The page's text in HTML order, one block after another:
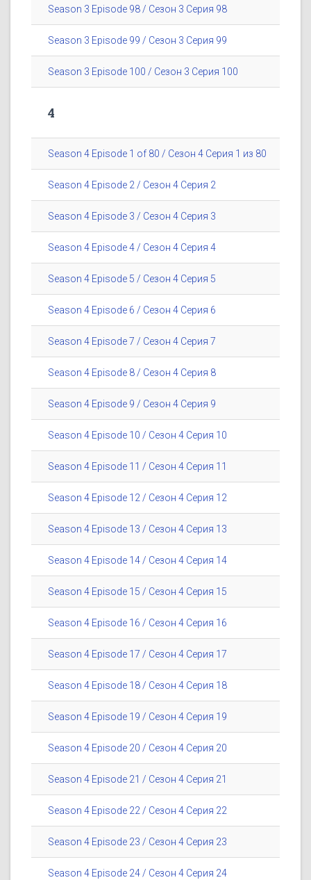
Season 3 Episode 98 / Сезон 3 Серия 98
Season 3 Episode 99 / Сезон 3 Серия 99
Season 3 Episode 100 / Сезон 3 Серия 100
4
Season 4 Episode 1 of 80 / Сезон 4 Серия 1 из 80
Season 4 Episode 2 / Сезон 4 Серия 2
Season 4 Episode 3 / Сезон 4 Серия 3
Season 4 Episode 4 / Сезон 4 Серия 4
Season 4 Episode 5 / Сезон 4 Серия 5
Season 4 Episode 6 / Сезон 4 Серия 6
Season 4 Episode 7 / Сезон 4 Серия 7
Season 4 Episode 8 / Сезон 4 Серия 8
Season 4 Episode 9 / Сезон 4 Серия 9
Season 4 Episode 10 / Сезон 4 Серия 10
Season 4 Episode 11 / Сезон 4 Серия 11
Season 4 Episode 12 / Сезон 4 Серия 12
Season 4 Episode 13 / Сезон 4 Серия 13
Season 4 Episode 14 / Сезон 4 Серия 14
Season 4 Episode 15 / Сезон 4 Серия 15
Season 4 Episode 16 / Сезон 4 Серия 16
Season 4 Episode 17 / Сезон 4 Серия 17
Season 4 Episode 18 / Сезон 4 Серия 18
Season 4 Episode 19 / Сезон 4 Серия 19
Season 4 Episode 20 / Сезон 4 Серия 20
Season 4 Episode 21 / Сезон 4 Серия 21
Season 4 Episode 22 / Сезон 4 Серия 22
Season 4 Episode 23 / Сезон 4 Серия 23
Season 4 Episode 24 / Сезон 4 Серия 24